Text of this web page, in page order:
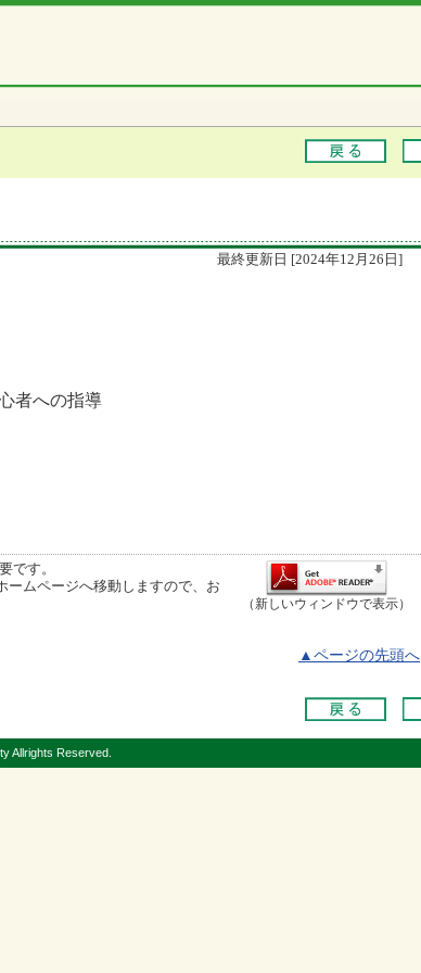
最終更新日 [2024年12月26日]
者への指導
です。
ムページへ移動しますので、お
（新しいウィンドウで表示）
▲ページの先頭へ
Allrights Reserved.